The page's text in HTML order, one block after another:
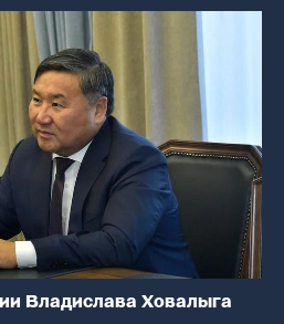
Владислава Ховалыга